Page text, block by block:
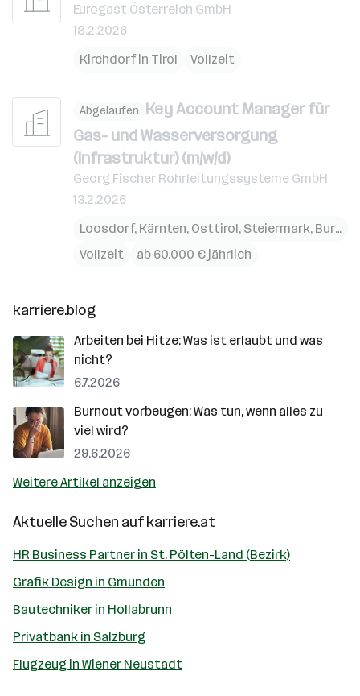
Eurogast Österreich GmbH
18.2.2026
Kirchdorf in Tirol
Vollzeit
Abgelaufen Key Account Manager für
Gas- und Wasserversorgung
(Infrastruktur) (m/w/d)
Georg Fischer Rohrleitungssysteme GmbH
13.2.2026
Loosdorf, Kärnten, Osttirol, Steiermark, Burgenland
Vollzeit
ab 60.000 € jährlich
karriere.blog
Arbeiten bei Hitze: Was ist erlaubt und was
nicht?
6.7.2026
Burnout vorbeugen: Was tun, wenn alles zu
viel wird?
29.6.2026
Weitere Artikel anzeigen
Aktuelle Suchen aufkarriere.at
HR Business Partner in St. Pölten-Land (Bezirk)
Grafik Design in Gmunden
Bautechniker in Hollabrunn
Privatbank in Salzburg
Flugzeug in Wiener Neustadt